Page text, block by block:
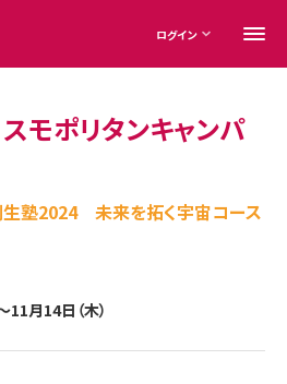
ログイン
スモポリタンキャンパ
生塾2024 未来を拓く宇宙コース
11月14日（木）